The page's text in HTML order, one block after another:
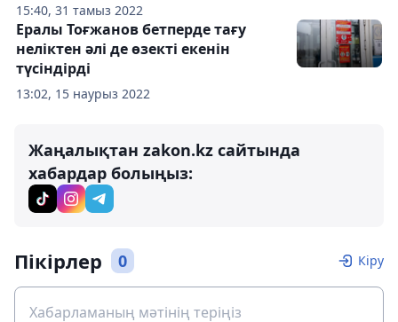
15:40, 31 тамыз 2022
13:02, 15 наурыз 2022
Ералы Тоғжанов бетперде тағу
неліктен әлі де өзекті екенін
түсіндірді
Жаңалықтан zakon.kz сайтында
хабардар болыңыз:
Пікірлер 0 Кіру